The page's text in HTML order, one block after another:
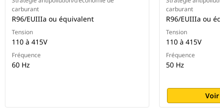
carburant
R96/EUIIIa ou équivalent
Tension
110 à 415V
Fréquence
60 Hz
carburant
R96/EUIIIa ou
Tension
110 à 415V
Fréquence
50 Hz